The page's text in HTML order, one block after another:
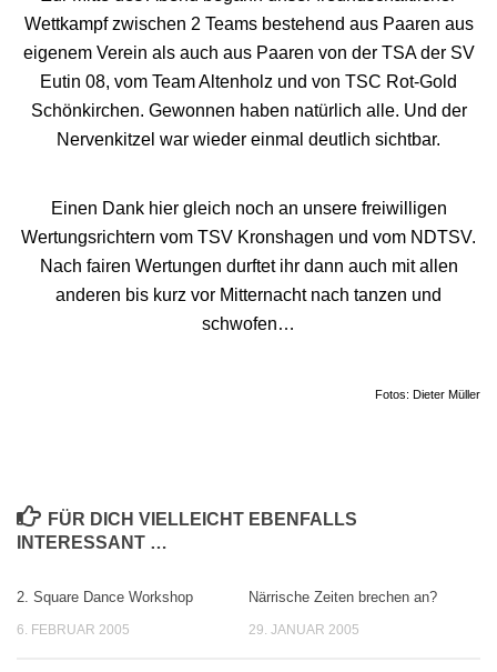
Wettkampf zwischen 2 Teams bestehend aus Paaren aus
eigenem Verein als auch aus Paaren von der TSA der SV
Eutin 08, vom Team Altenholz und von TSC Rot-Gold
Schönkirchen. Gewonnen haben natürlich alle. Und der
Nervenkitzel war wieder einmal deutlich sichtbar.
Einen Dank hier gleich noch an unsere freiwilligen
Wertungsrichtern vom TSV Kronshagen und vom NDTSV.
Nach fairen Wertungen durftet ihr dann auch mit allen
anderen bis kurz vor Mitternacht nach tanzen und
schwofen…
Fotos: Dieter Müller
FÜR DICH VIELLEICHT EBENFALLS
INTERESSANT …
2. Square Dance Workshop
6. FEBRUAR 2005
Närrische Zeiten brechen an?
29. JANUAR 2005